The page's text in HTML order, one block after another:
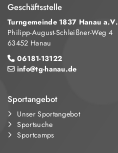
Geschäftsstelle
Turngemeinde 1837 Hanau a.V.
Philipp-August-Schleißner-Weg 4
63452 Hanau
06181-13122
info@tg-hanau.de
Sportangebot
Unser Sportangebot
Sportsuche
Sportcamps